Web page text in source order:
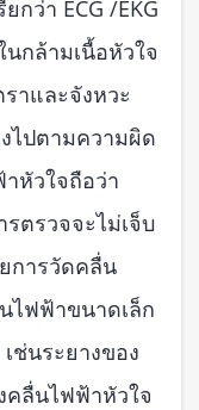
ว่า ECG /EKG
กล้ามเนื้อหัวใจ
าและจังหวะ
ไปตามความผิด
หัวใจถือว่า
ตรวจจะไม่เจ็บ
การวัดคลื่น
ไฟฟ้าขนาดเล็ก
ช่นระยางของ
ลื่นไฟฟ้าหัวใจ